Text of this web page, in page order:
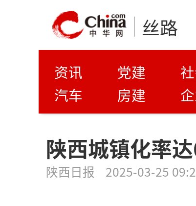
丝路
资讯 党建
汽车
房建
陕西城镇化率
陕西日报 2025-03-25